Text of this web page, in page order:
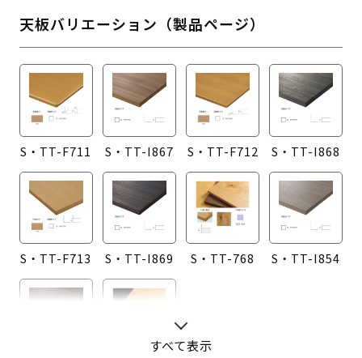
天板バリエーション（製品ページ）
S・TT-F711 S・TT-I867 S・TT-F712 S・TT-I868
S・TT-F713 S・TT-I869 S・TT-768 S・TT-I854
すべて表示